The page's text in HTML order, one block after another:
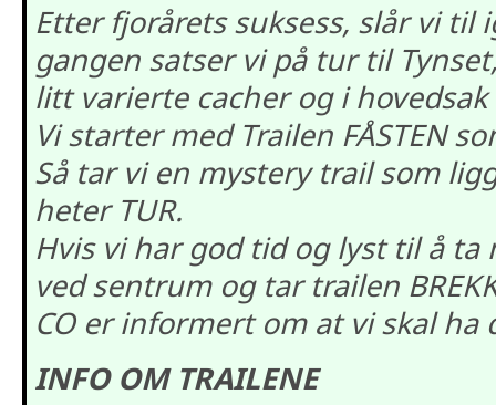
Etter fjorårets suksess, slår vi til
gangen satser vi på tur til
litt varierte cacher og i hovedsak
Vi starter med Trailen FÅSTEN
Så tar vi en mystery trail som
heter TUR.
Hvis vi har god tid og lyst til å ta
ved sentrum og tar trailen
CO er informert om at vi skal ha
INFO OM TRAILENE